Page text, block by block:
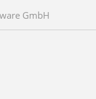
GmbH